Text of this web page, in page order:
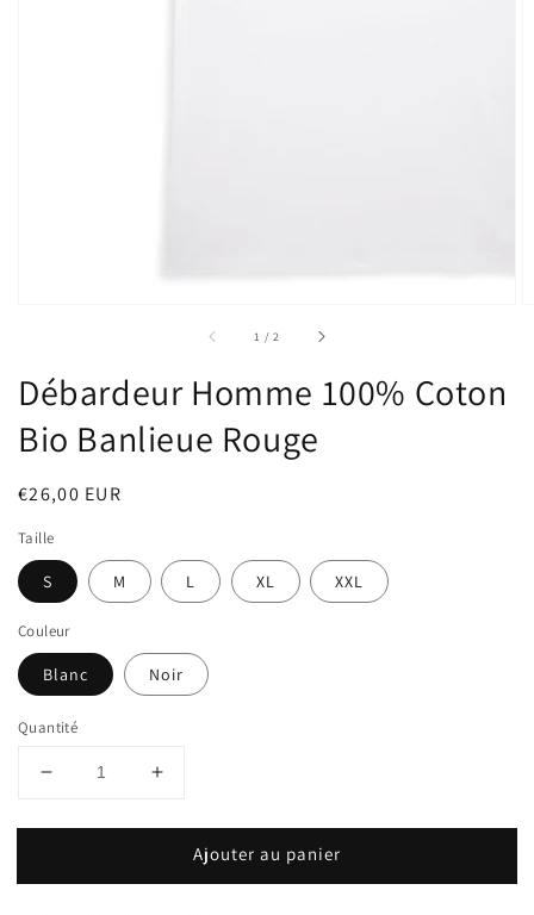
1 /sur
2
Débardeur Homme 100% Coton
Bio Banlieue Rouge
Prix
€26,00 EUR
Taille
S M L XL XXL
Couleur
Blanc Noir
Quantité
Réduire
quantité
Débardeur
Augmenter
quantité
Débardeur
Ajouter au panier